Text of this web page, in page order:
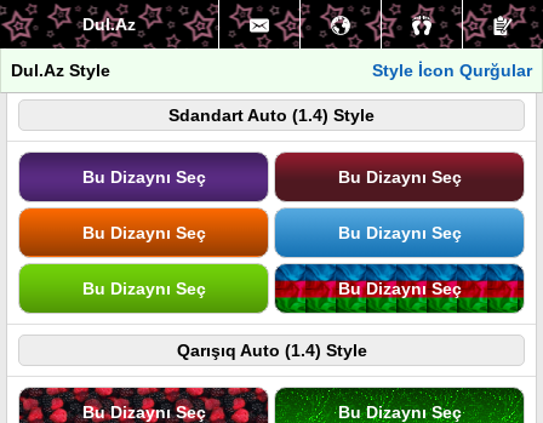
Dul.Az
Dul.Az Style Style İcon Qurğular
Sdandart Auto (1.4) Style
Bu Dizaynı Seç Bu Dizaynı Seç
Bu Dizaynı Seç Bu Dizaynı Seç
Bu Dizaynı Seç Bu Dizaynı Seç
Qarışıq Auto (1.4) Style
Bu Dizaynı Seç Bu Dizaynı Seç